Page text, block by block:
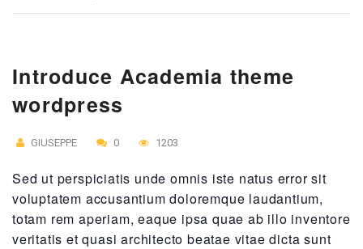
Introduce Academia theme
wordpress
GIUSEPPE 0 1203
Sed ut perspiciatis unde omnis iste natus error sit
voluptatem accusantium doloremque laudantium,
totam rem aperiam, eaque ipsa quae ab illo inventore
veritatis et quasi architecto beatae vitae dicta sunt